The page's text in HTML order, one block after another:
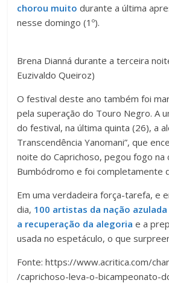
chorou muito durante a última
nesse domingo (1º).
Brena Dianná durante a terceira
Euzivaldo Queiroz)
O festival deste ano também foi
pela superação do Touro Negro. A
do festival, na última quinta (26), a
Transcendência Yanomani”, que
noite do Caprichoso, pegou fogo na
Bumbódromo e foi completamente
Em uma verdadeira força-tarefa, e
dia, 100 artistas da nação
a recuperação da alegoria e a
usada no espetáculo, o que
Fonte: https://www.acritica.com/
/caprichoso-leva-o-bicampeonato-